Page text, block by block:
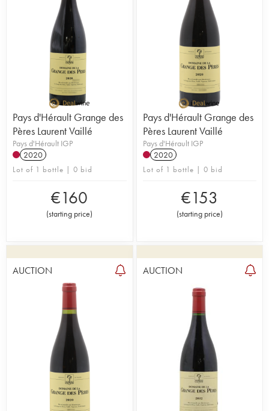
Pays d'Hérault Grange des
Pères Laurent Vaillé
Pays d'Hérault IGP
2020
Lot of 1 bottle | 0 bid
€160
(starting price)
Pays d'Hérault Grange des
Pères Laurent Vaillé
Pays d'Hérault IGP
2020
Lot of 1 bottle | 0 bid
€153
(starting price)
AUCTION AUCTION